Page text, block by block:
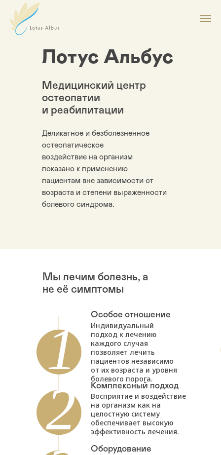
Медицинский центр
остеопатии
и реабилитации
Деликатное и безболезненное
остеопатическое
воздействие на организм
показано к применению
пациентам вне зависимости от
возраста и степени выраженности
болевого синдрома.
Лотус Альбус
Особое отношение
Индивидуальный
подход к лечению
каждого случая
позволяет лечить
пациентов независимо
от их возраста и уровня
болевого порога.
Оборудование
Мы лечим болезнь, а
не её симптомы
Комплексный подход
Восприятие и воздействие
на организм как на
целостную систему
обеспечивает высокую
эффективность лечения.